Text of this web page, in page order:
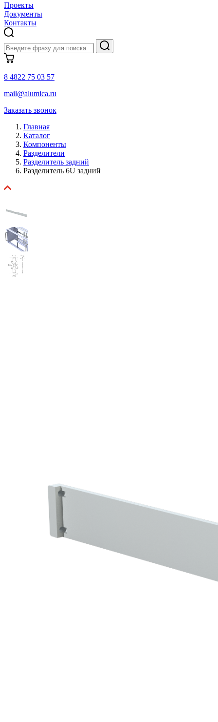
Проекты
Документы
Контакты
8 4822 75 03 57
mail@alumica.ru
Заказать звонок
Главная
Каталог
Компоненты
Разделители
Разделитель задний
Разделитель 6U задний